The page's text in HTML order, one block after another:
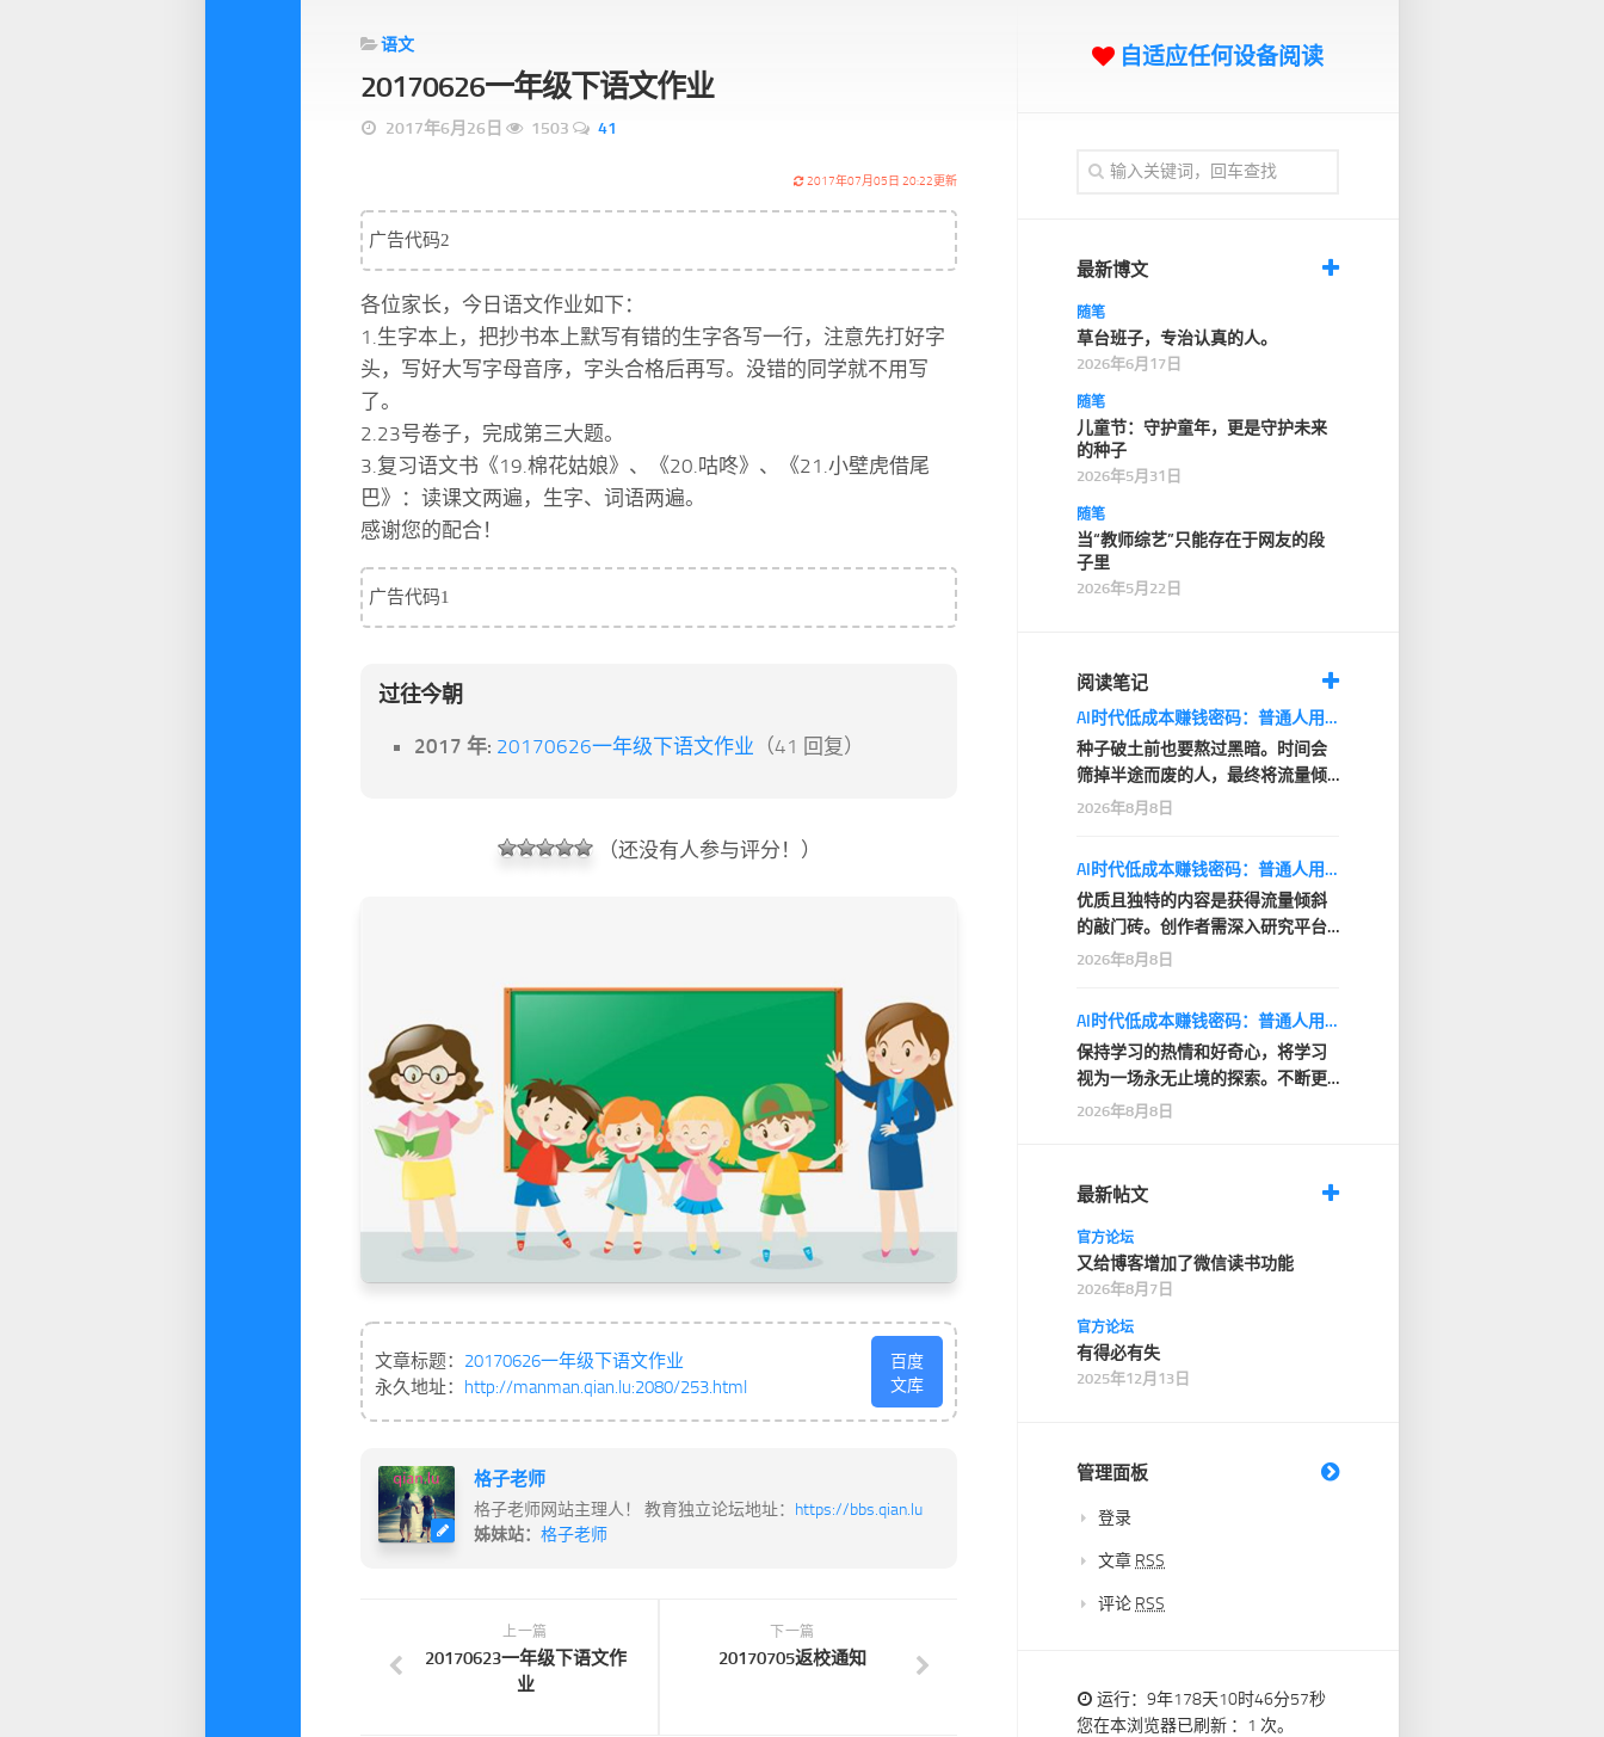
语文
20170626一年级下语文作业
2017年6月26日 1503 41
2017年07月05日 20:22更新
广告代码2
各位家长，今日语文作业如下：
1.生字本上，把抄书本上默写有错的生字各写一行，注意先打好字
头，写好大写字母音序，字头合格后再写。没错的同学就不用写
了。
2.23号卷子，完成第三大题。
3.复习语文书《19.棉花姑娘》、《20.咕咚》、《21.小壁虎借尾
巴》：读课文两遍，生字、词语两遍。
感谢您的配合！
广告代码1
过往今朝
2017 年: 20170626一年级下语文作业 （41 回复）
（还没有人参与评分！）
文章标题： 20170626一年级下语文作业
永久地址： http://manman.qian.lu:2080/253.html
百度
文库
格子老师
格子老师网站主理人！ 教育独立论坛地址： https://bbs.qian.lu
姊妹站： 格子老师
下一篇
20170705返校通知
上一篇
20170623一年级下语文作
业
自适应任何设备阅读
最新博文
随笔
草台班子，专治认真的人。
2026年6月17日
随笔
儿童节：守护童年，更是守护未来
的种子
2026年5月31日
随笔
当“教师综艺”只能存在于网友的段
子里
2026年5月22日
阅读笔记
AI时代低成本赚钱密码：普通人用AI小项目建立现金流
种子破土前也要熬过黑暗。时间会
筛掉半途而废的人，最终将流量倾
斜给长期坚持的创作…
2026年8月8日
AI时代低成本赚钱密码：普通人用AI小项目建立现金流
优质且独特的内容是获得流量倾斜
的敲门砖。创作者需深入研究平台
的内容偏好，在保证…
2026年8月8日
AI时代低成本赚钱密码：普通人用AI小项目建立现金流
保持学习的热情和好奇心，将学习
视为一场永无止境的探索。不断更
新知识储备，强化自…
2026年8月8日
最新帖文
官方论坛
又给博客增加了微信读书功能
2026年8月7日
官方论坛
有得必有失
2025年12月13日
管理面板
登录
文章 RSS
评论 RSS
运行：9年178天10时46分58秒
您在本浏览器已刷新 ：1 次。